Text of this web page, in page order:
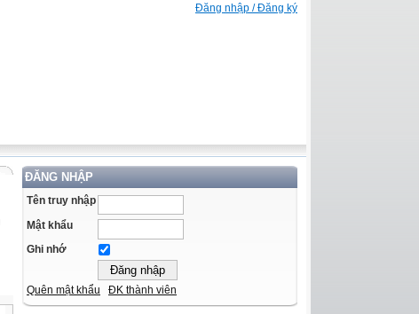
Đăng nhập / Đăng ký
ĐĂNG NHẬP
Tên truy nhập
Mật khẩu
Ghi nhớ
Quên mật khẩu ĐK thành viên